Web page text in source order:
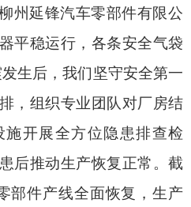
州延锋汽车零部件有限公
平稳运行，各条安全气袋
生后，我们坚守安全第一
，组织专业团队对厂房结
开展全方位隐患排查检
后推动生产恢复正常。截
部件产线全面恢复，生产